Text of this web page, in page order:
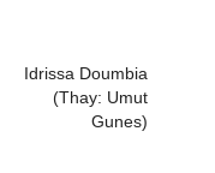
Idrissa Doumbia
(Thay: Umut
Gunes)